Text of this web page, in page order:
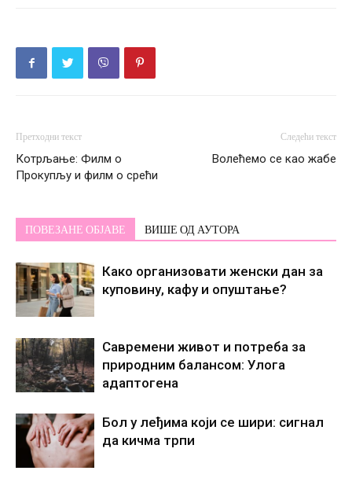
Претходни текст
Котрљање: Филм о
Прокупљу и филм о срећи
Следећи текст
Волећемо се као жабе
ПОВЕЗАНЕ ОБЈАВЕ ВИШЕ ОД АУТОРА
Како организовати женски дан за
куповину, кафу и опуштање?
Савремени живот и потреба за
природним балансом: Улога
адаптогена
Бол у леђима који се шири: сигнал
да кичма трпи